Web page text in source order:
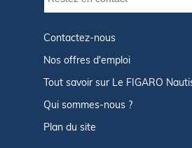
Contactez-nous
Nos offres d'emploi
Tout savoir sur Le FIGARO
Qui sommes-nous ?
Plan du site